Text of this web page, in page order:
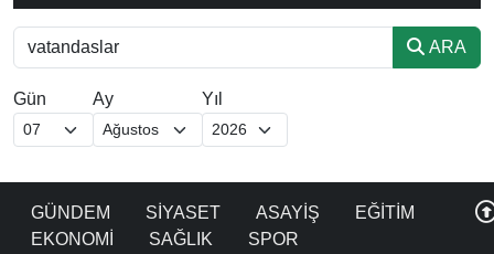
ARA
Gün Ay Yıl
GÜNDEM SİYASET ASAYİŞ
EĞİTİM
EKONOMİ
SAĞLIK
SPOR